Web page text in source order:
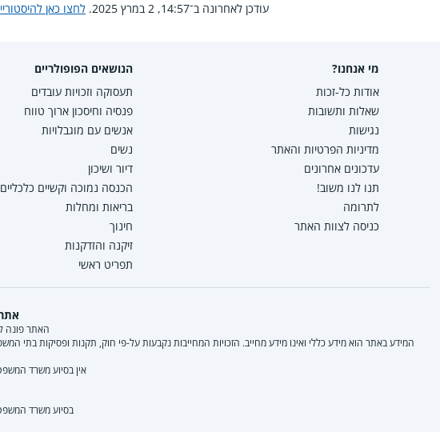
עודכן לאחרונה ב־14:57, 2 במרץ 2025. לחצו כאן
מי אנחנו?
אודות כל-זכות
שאלות ותשובות
נגישות
מדיניות הפרטיות והאתר
עדכונים אחרונים
תנו לנו משוב!
לתרומה
כניסה לצוות האתר
הנושאים הפופולריים
תעסוקה וזכויות עובדים
פנסיה וחיסכון ארוך טווח
אנשים עם מוגבלויות
נשים
דיור ושיכון
הכנסה נמוכה וקשיים כלכליים
בריאות ומחלות
חינוך
זיקנה והזדקנות
תפריט ראשי
האתר פונה
המידע באתר הוא מידע כללי ואינו מידע מחייב. הזכויות המחייבות נקבעות על-פי חוק, תקנות ופסיקות
אין בסיוע משרד
בסיוע משרד